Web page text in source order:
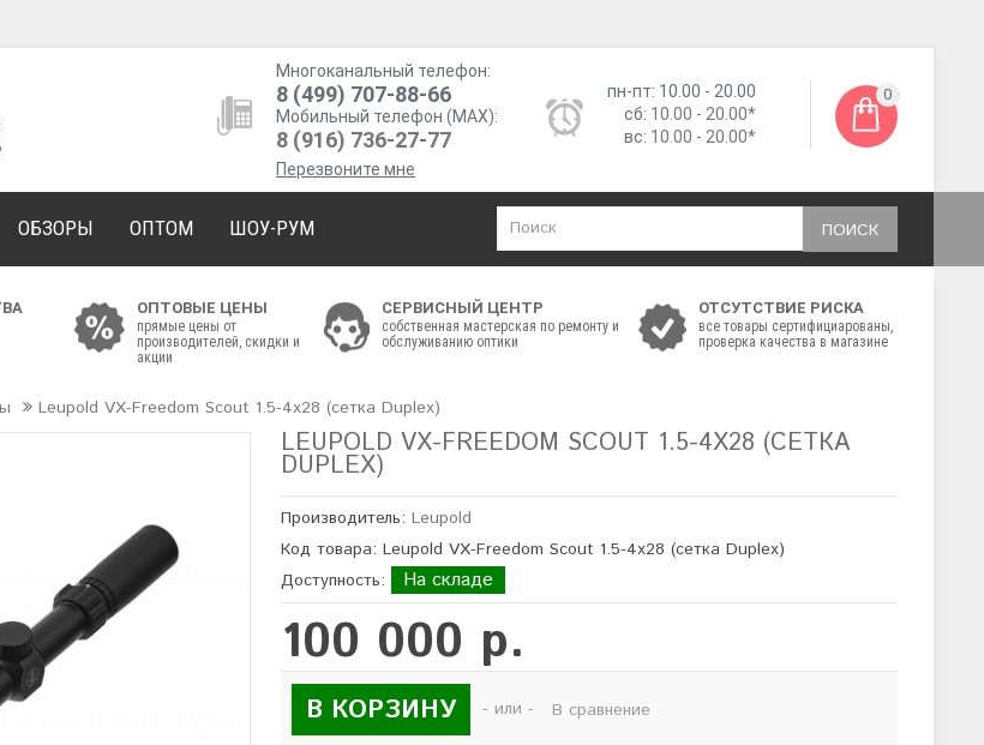
Многоканальный телефон:
8 (499) 707-88-66
Мобильный телефон (MAX):
8 (916) 736-27-77
Перезвоните мне
пн-пт: 10.00 - 20.00
сб: 10.00 - 20.00*
вс: 10.00 - 20.00*
0
ПОИСК
ОБЗОРЫ ОПТОМ ШОУ-РУМ
ОПТОВЫЕ ЦЕНЫ
прямые цены от
производителей, скидки и
акции
СЕРВИСНЫЙ ЦЕНТР
собственная мастерская по ремонту и
обслуживанию оптики
ОТСУТСТВИЕ РИСКА
все товары сертифициарованы,
проверка качества в магазине
Leupold VX-Freedom Scout 1.5-4x28 (сетка Duplex)
LEUPOLD VX-FREEDOM SCOUT 1.5-4X28 (СЕТКА
DUPLEX)
Производитель:Leupold
Код товара: Leupold VX-Freedom Scout 1.5-4x28 (сетка Duplex)
Доступность:
На складе
100 000 р.
В КОРЗИНУ - или - В сравнение